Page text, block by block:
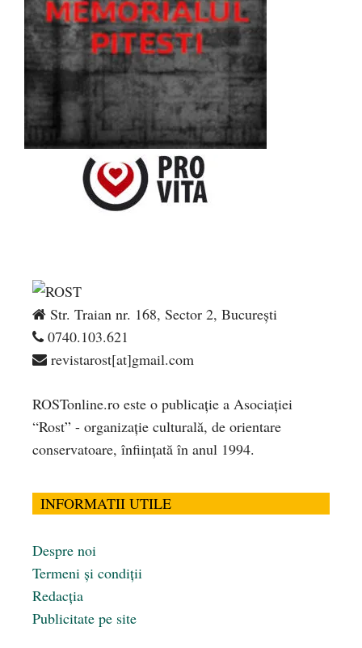
Str. Traian nr. 168, Sector 2, București
0740.103.621
revistarost[at]gmail.com
ROSTonline.ro este o publicaţie a Asociaţiei
“Rost” - organizaţie culturală, de orientare
conservatoare, înfiinţată în anul 1994.
INFORMATII UTILE
Despre noi
Termeni și condiții
Redacția
Publicitate pe site